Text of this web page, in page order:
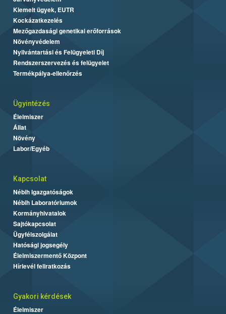
Kiemelt ügyek, EUTR
Kockázatkezelés
Mezőgazdasági genetikai erőforrások
Növényvédelem
Nyilvántartási és Felügyeleti Díj
Rendszerszervezés és felügyelet
Termékpálya-ellenőrzés
Ügyintézés
Élelmiszer
Állat
Növény
Labor/Egyéb
Kapcsolat
Nébih Igazgatóságok
Nébih Laboratóriumok
Kormányhivatalok
Sajtókapcsolat
Ügyfélszolgálat
Hatósági jogsegély
Élelmiszermentő Központ
Hírlevél feliratkozás
Gyakori kérdések
Élelmiszer